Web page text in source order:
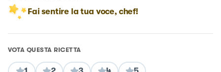
Fai sentire la tua voce, chef!
VOTA QUESTA RICETTA